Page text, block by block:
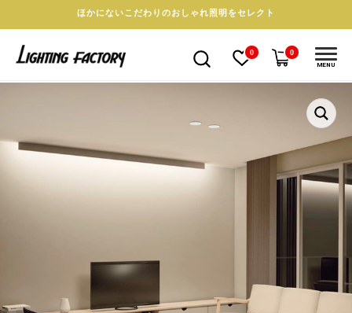
ほかにないこだわりのおしゃれ照明をセレクト
0 0
MENU